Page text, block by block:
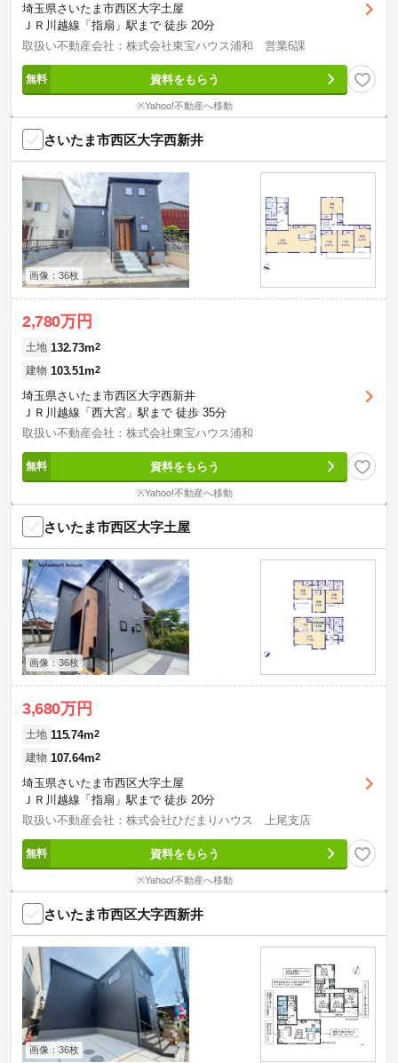
埼玉県さいたま市西区大字土屋
ＪＲ川越線「指扇」駅まで 徒歩 20分
取扱い不動産会社：株式会社東宝ハウス浦和 営業6課
資料をもらう
※Yahoo!不動産へ移動
さいたま市西区大字西新井
画像：36枚
2,780万円
土地 132.73m2
建物 103.51m2
埼玉県さいたま市西区大字西新井
ＪＲ川越線「西大宮」駅まで 徒歩 35分
取扱い不動産会社：株式会社東宝ハウス浦和
資料をもらう
※Yahoo!不動産へ移動
さいたま市西区大字土屋
画像：36枚
3,680万円
土地 115.74m2
建物 107.64m2
埼玉県さいたま市西区大字土屋
ＪＲ川越線「指扇」駅まで 徒歩 20分
取扱い不動産会社：株式会社ひだまりハウス 上尾支店
資料をもらう
※Yahoo!不動産へ移動
さいたま市西区大字西新井
画像：36枚